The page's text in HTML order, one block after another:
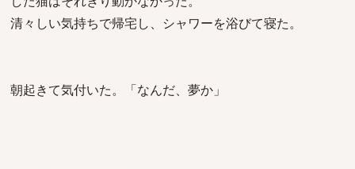
清々しい気持ちで帰宅し、シャワーを浴びて寝た。
朝起きて気付いた。「なんだ、夢か」